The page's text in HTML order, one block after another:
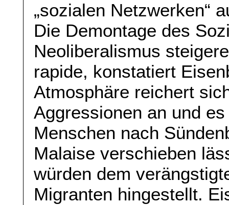
„sozialen Netzwerken“
Die Demontage des
Neoliberalismus
rapide, konstatiert
Atmosphäre reichert
Aggressionen an und
Menschen nach
Malaise verschieben
würden dem
Migranten hingestellt.